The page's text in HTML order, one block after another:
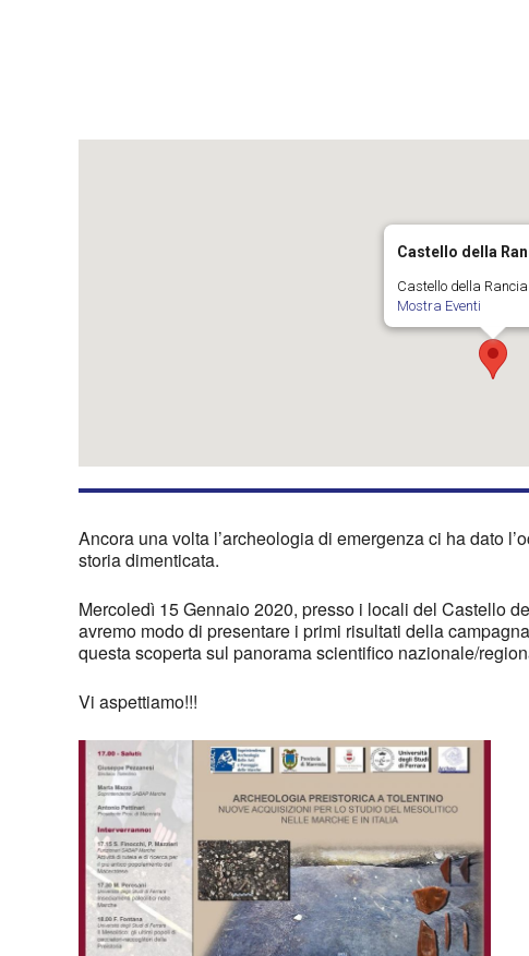
Castello della
Castello della Rancia
Mostra Eventi
Ancora una volta l’archeologia di emergenza ci ha dato
storia dimenticata.
Mercoledì 15 Gennaio 2020, presso i locali del Castello
avremo modo di presentare i primi risultati della
questa scoperta sul panorama scientifico nazionale/
Vi aspettiamo!!!